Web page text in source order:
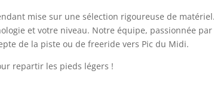
mise sur une sélection rigoureuse de
et votre niveau. Notre équipe, passionnée
de la piste ou de freeride vers Pic du Midi.
repartir les pieds légers !